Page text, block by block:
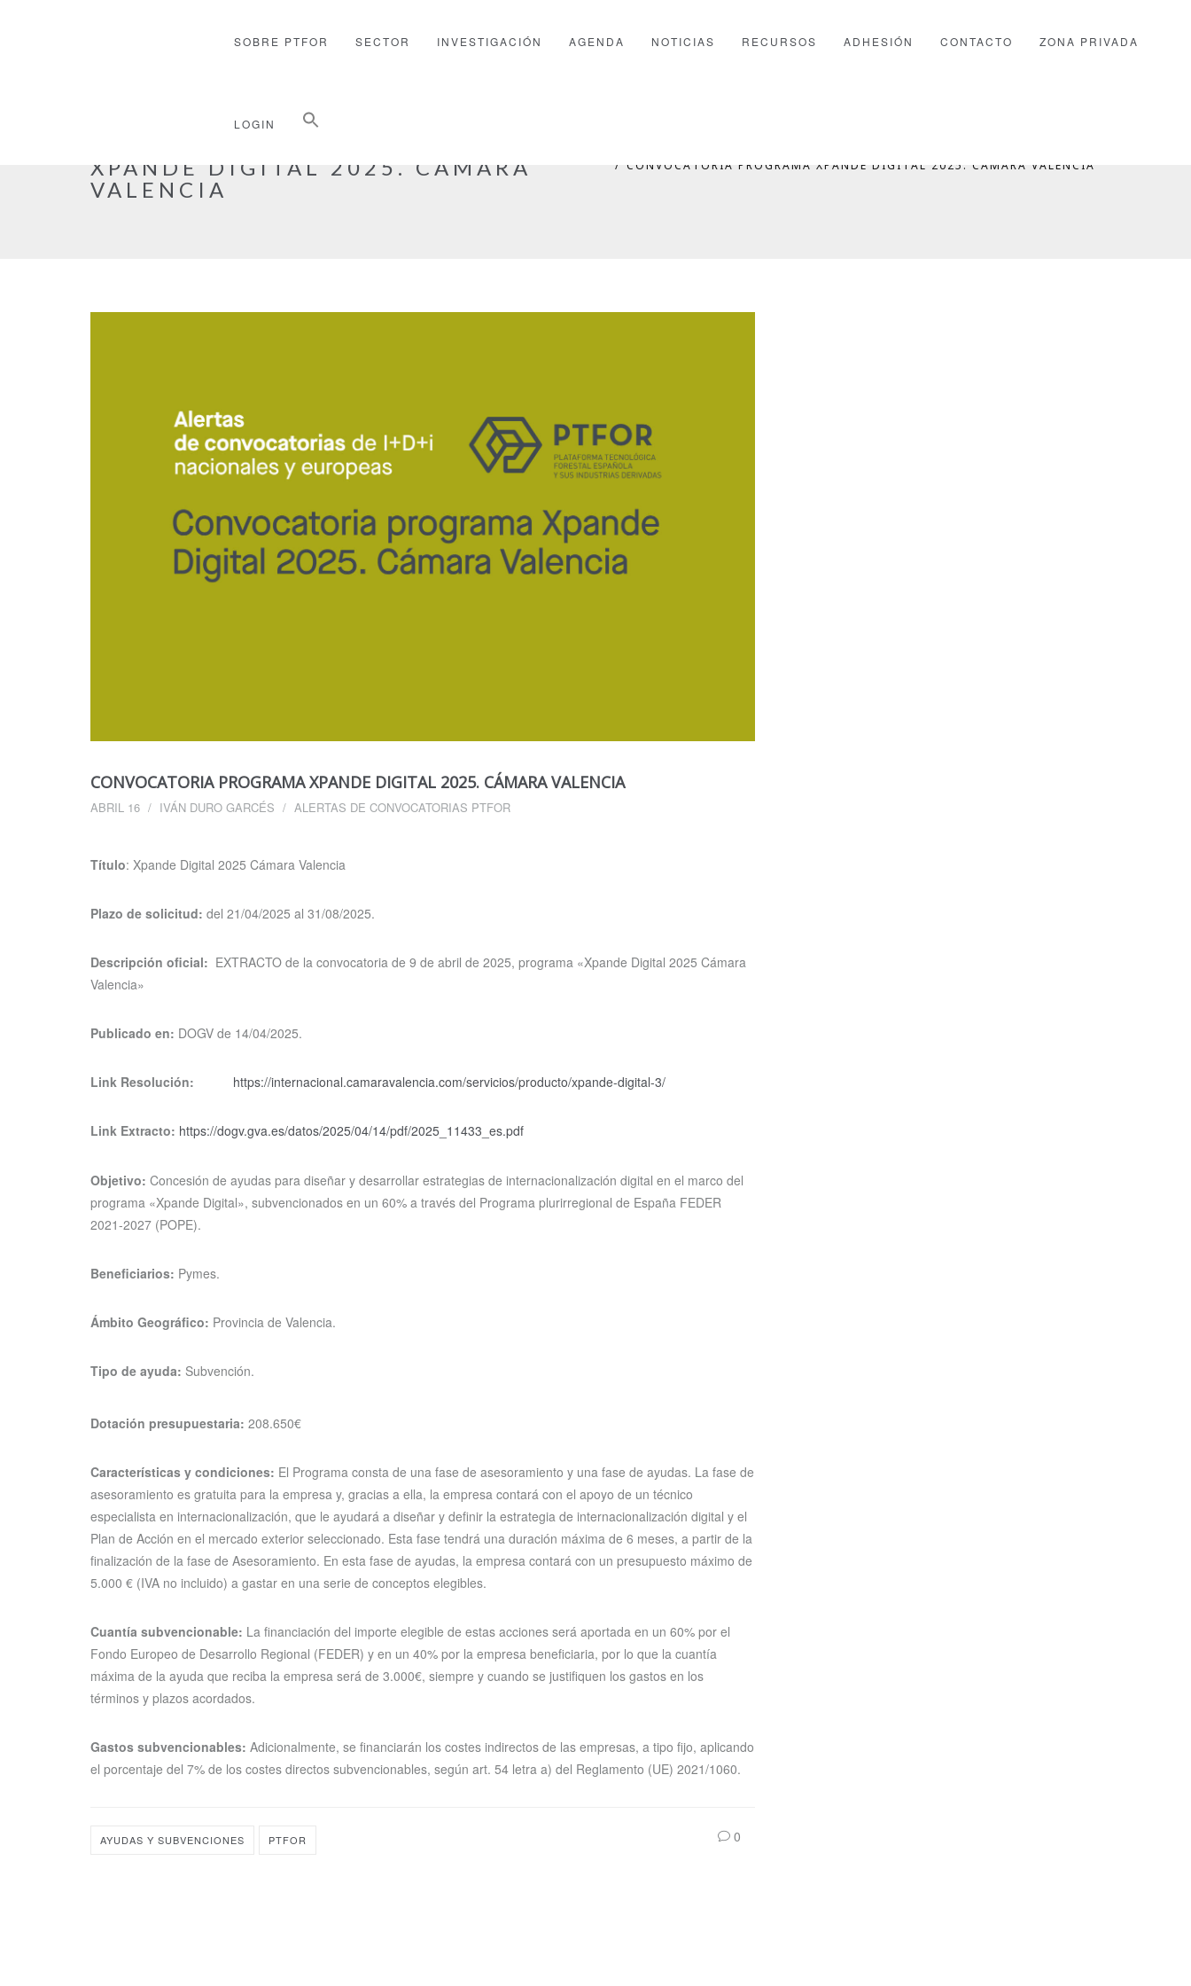
SOBRE PTFOR SECTOR INVESTIGACIÓN AGENDA NOTICIAS RECURSOS ADHESIÓN CONTACTO ZONA PRIVADA
LOGIN
XPANDE DIGITAL 2025. CÁMARA
VALENCIA
CONVOCATORIA PROGRAMA XPANDE DIGITAL 2025. CÁMARA VALENCIA
CONVOCATORIA PROGRAMA XPANDE DIGITAL 2025. CÁMARA VALENCIA
ABRIL 16 IVÁN DURO GARCÉS ALERTAS DE CONVOCATORIAS PTFOR
Título: Xpande Digital 2025 Cámara Valencia
Plazo de solicitud: del 21/04/2025 al 31/08/2025.
Descripción oficial: EXTRACTO de la convocatoria de 9 de abril de 2025, programa «Xpande Digital 2025 Cámara
Valencia»
Publicado en: DOGV de 14/04/2025.
Link Resolución: https://internacional.camaravalencia.com/servicios/producto/xpande-digital-3/
Link Extracto: https://dogv.gva.es/datos/2025/04/14/pdf/2025_11433_es.pdf
Objetivo: Concesión de ayudas para diseñar y desarrollar estrategias de internacionalización digital en el marco del
programa «Xpande Digital», subvencionados en un 60% a través del Programa plurirregional de España FEDER
2021-2027 (POPE).
Beneficiarios: Pymes.
Ámbito Geográfico: Provincia de Valencia.
Tipo de ayuda: Subvención.
Dotación presupuestaria: 208.650€
Características y condiciones: El Programa consta de una fase de asesoramiento y una fase de ayudas. La fase de
asesoramiento es gratuita para la empresa y, gracias a ella, la empresa contará con el apoyo de un técnico
especialista en internacionalización, que le ayudará a diseñar y definir la estrategia de internacionalización digital y el
Plan de Acción en el mercado exterior seleccionado. Esta fase tendrá una duración máxima de 6 meses, a partir de la
finalización de la fase de Asesoramiento. En esta fase de ayudas, la empresa contará con un presupuesto máximo de
5.000 € (IVA no incluido) a gastar en una serie de conceptos elegibles.
Cuantía subvencionable: La financiación del importe elegible de estas acciones será aportada en un 60% por el
Fondo Europeo de Desarrollo Regional (FEDER) y en un 40% por la empresa beneficiaria, por lo que la cuantía
máxima de la ayuda que reciba la empresa será de 3.000€, siempre y cuando se justifiquen los gastos en los
términos y plazos acordados.
Gastos subvencionables: Adicionalmente, se financiarán los costes indirectos de las empresas, a tipo fijo, aplicando
el porcentaje del 7% de los costes directos subvencionables, según art. 54 letra a) del Reglamento (UE) 2021/1060.
AYUDAS Y SUBVENCIONES PTFOR 0